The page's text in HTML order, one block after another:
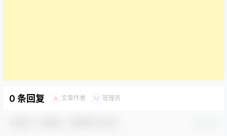
0 条回复 A 文章作者 M 管理员